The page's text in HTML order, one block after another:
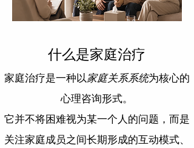
什么是家庭治疗
家庭治疗是一种以家庭关系系统为核心的
心理咨询形式。
它并不将困难视为某一个人的问题，而是
关注家庭成员之间长期形成的互动模式、